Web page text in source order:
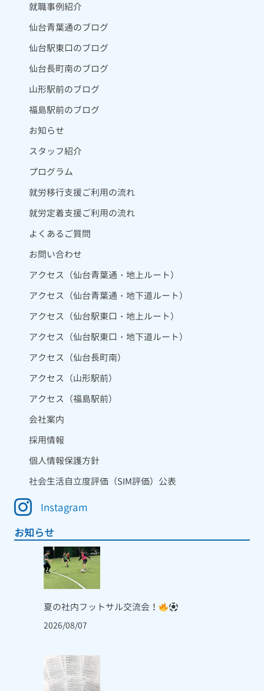
就職事例紹介
仙台青葉通のブログ
仙台駅東口のブログ
仙台長町南のブログ
山形駅前のブログ
福島駅前のブログ
お知らせ
スタッフ紹介
プログラム
就労移行支援ご利用の流れ
就労定着支援ご利用の流れ
よくあるご質問
お問い合わせ
アクセス（仙台青葉通・地上ルート）
アクセス（仙台青葉通・地下道ルート）
アクセス（仙台駅東口・地上ルート）
アクセス（仙台駅東口・地下道ルート）
アクセス（仙台長町南）
アクセス（山形駅前）
アクセス（福島駅前）
会社案内
採用情報
個人情報保護方針
社会生活自立度評価（SIM評価）公表
Instagram
お知らせ
夏の社内フットサル交流会！
2026/08/07